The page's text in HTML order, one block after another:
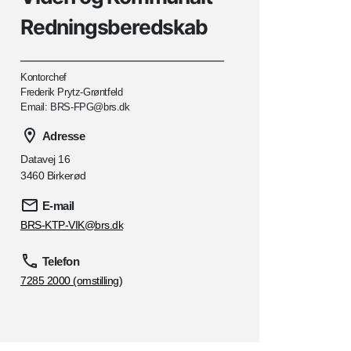
Redningsberedskab
Kontorchef
Frederik Prytz-Grøntfeld
Email: BRS-FPG@brs.dk
Adresse
Datavej 16
3460 Birkerød
E-mail
BRS-KTP-VIK@brs.dk
Telefon
7285 2000 (omstilling)